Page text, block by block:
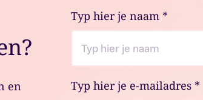
en
Typ hier je naam *
Typ hier je e-mailadres *